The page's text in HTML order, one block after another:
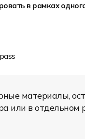
в рамках
форма, спортивная и
и т.д.
структуры.
Хорошо
направлении.
материалы,
или в отдельном